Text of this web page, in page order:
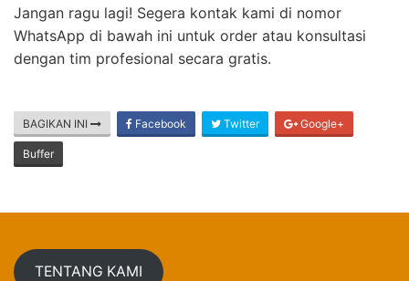
Jangan ragu lagi! Segera kontak kami di nomor
WhatsApp di bawah ini untuk order atau konsultasi
dengan tim profesional secara gratis.
BAGIKAN INI Facebook Twitter Google+
Buffer
TENTANG KAMI